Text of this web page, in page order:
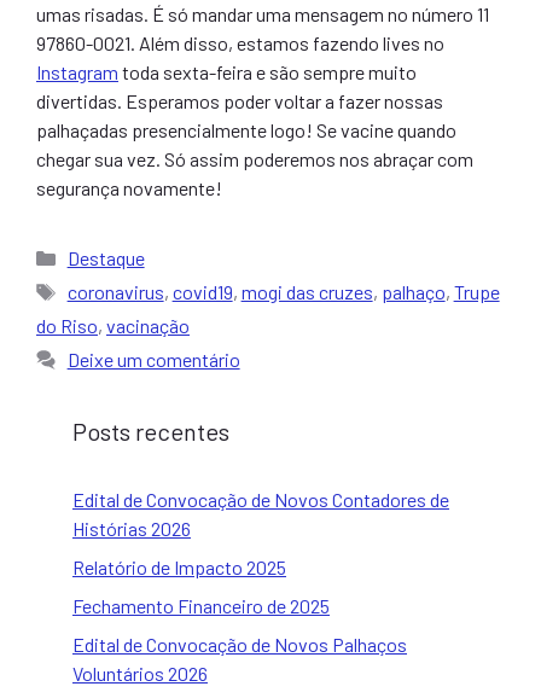
umas risadas. É só mandar uma mensagem no número 11
97860-0021. Além disso, estamos fazendo lives no
Instagram toda sexta-feira e são sempre muito
divertidas. Esperamos poder voltar a fazer nossas
palhaçadas presencialmente logo! Se vacine quando
chegar sua vez. Só assim poderemos nos abraçar com
segurança novamente!
Categorias
Destaque
Tags
coronavirus, covid19, mogi das cruzes, palhaço, Trupe
do Riso, vacinação
Deixe um comentário
Posts recentes
Edital de Convocação de Novos Contadores de
Histórias 2026
Relatório de Impacto 2025
Fechamento Financeiro de 2025
Edital de Convocação de Novos Palhaços
Voluntários 2026